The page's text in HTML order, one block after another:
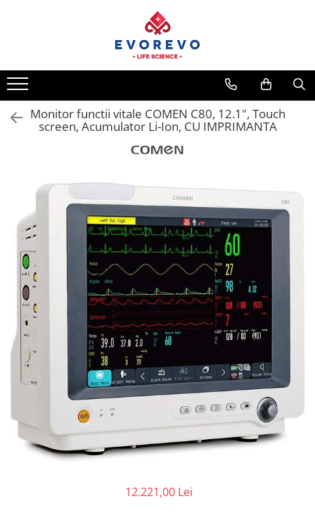
Nebulizatoare
Concentratoare oxigen
Dopplere
Pulsoximetrie
Cabluri extensie
Capnometre
Lampi operatie
Negatoscoape
Holter EKG
Perfuzomate
Injectomate
CPAP si AUTOCPAP
Instrumentar
Instalatii gaze medicinale
Statii gaze medicinale
Prize gaze medicinale
Regulatoare presiune gaze
Termometre
Higrometre
Termohigrometre
Cronometre
Monitor functii vitale COMEN C80, 12.1", Touch
screen, Acumulator Li-Ion, CU IMPRIMANTA
12.221,00 Lei